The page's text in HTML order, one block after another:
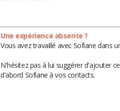
Une expérience absente ?
Vous avez travaillé avec Sofiane dans
N'hésitez pas à lui suggérer d'ajouter
d'abord Sofiane à vos contacts.